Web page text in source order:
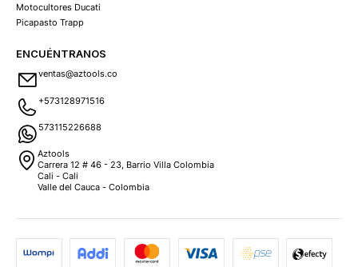
Motocultores Ducati
Picapasto Trapp
ENCUÉNTRANOS
ventas@aztools.co
+573128971516
573115226688
Aztools
Carrera 12 # 46 - 23, Barrio Villa Colombia
Cali - Cali
Valle del Cauca - Colombia